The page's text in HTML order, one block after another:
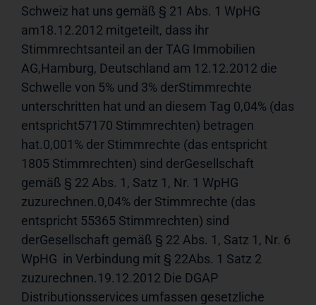
Schweiz hat uns gemäß § 21 Abs. 1 WpHG
am18.12.2012 mitgeteilt, dass ihr
Stimmrechtsanteil an der TAG Immobilien
AG,Hamburg, Deutschland am 12.12.2012 die
Schwelle von 5% und 3% derStimmrechte
unterschritten hat und an diesem Tag 0,04% (das
entspricht57170 Stimmrechten) betragen
hat.0,001% der Stimmrechte (das entspricht
1805 Stimmrechten) sind derGesellschaft
gemäß § 22 Abs. 1, Satz 1, Nr. 1 WpHG
zuzurechnen.0,04% der Stimmrechte (das
entspricht 55365 Stimmrechten) sind
derGesellschaft gemäß § 22 Abs. 1, Satz 1, Nr. 6
WpHG  in Verbindung mit § 22Abs. 1 Satz 2
zuzurechnen.19.12.2012 Die DGAP
Distributionsservices umfassen gesetzliche